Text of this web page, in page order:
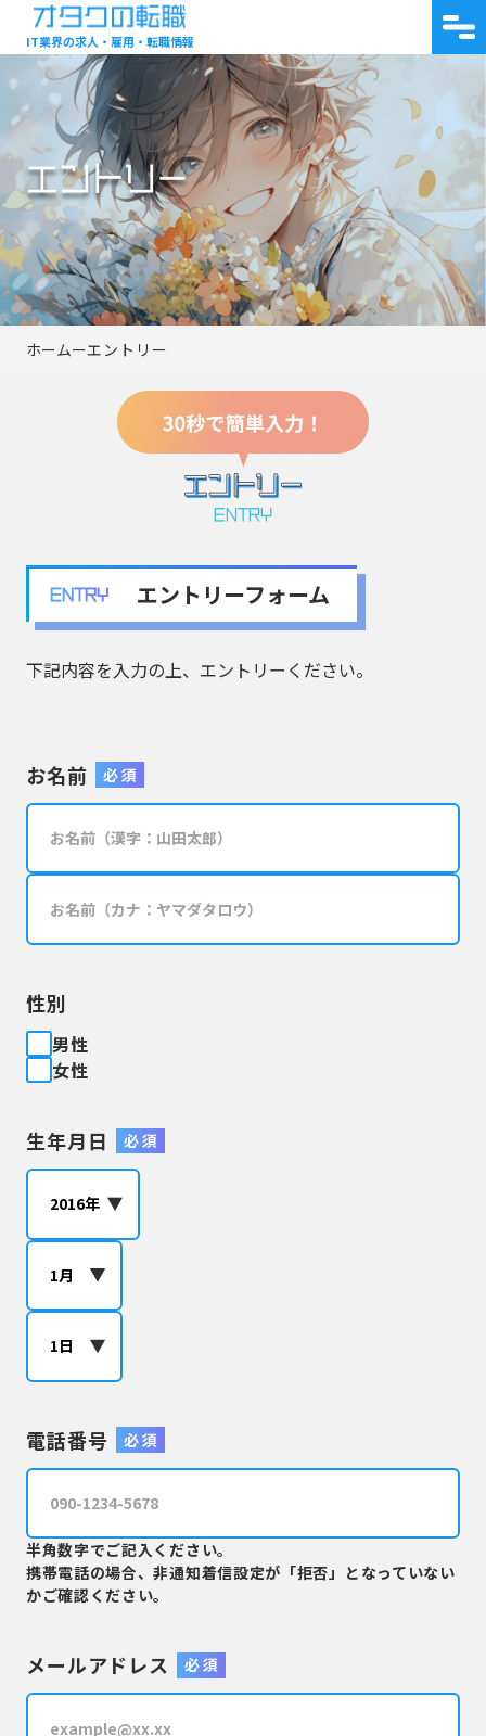
IT業界の求人・雇用・転職情報
エントリー
エントリー
エントリー
ENTRY
ENTRY エントリーフォーム
下記内容を入力の上、エントリーください。
お名前 必 須
性別
男性
女性
生年月日 必 須
電話番号 必 須
半角数字でご記入ください。
携帯電話の場合、非通知着信設定が「拒否」となっていない
かご確認ください。
メールアドレス 必 須